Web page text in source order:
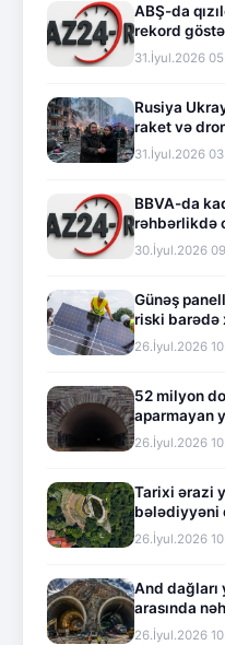
ABŞ-da
rekord
31.İyul.2026
Rusiya
raket və
31.İyul.2026
BBVA-da
rəhbərlikdə
30.İyul.2026
Günəş
riski barədə
26.İyul.2026
52 milyon
aparmayan
26.İyul.2026
Tarixi ərazi
bələdiyyəni
26.İyul.2026
And dağları
arasında
26.İyul.2026